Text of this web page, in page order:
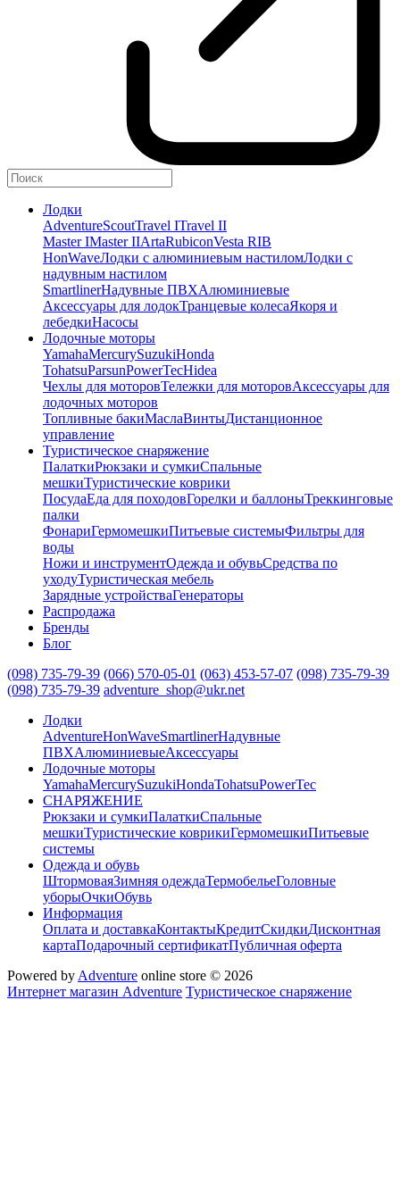
Лодки
AdventureScoutTravel ITravel II
Master IMaster IIArtaRubiconVesta RIB
HonWaveЛодки с алюминиевым настиломЛодки с
надувным настилом
SmartlinerНадувные ПВХАлюминиевые
Аксессуары для лодокТранцевые колесаЯкоря и
лебедкиНасосы
Лодочные моторы
YamahaMercurySuzukiHonda
TohatsuParsunPowerTecHidea
Чехлы для моторовТележки для моторовАксессуары для
лодочных моторов
Топливные бакиМаслаВинтыДистанционное
управление
Туристическое снаряжение
ПалаткиРюкзаки и сумкиСпальные
мешкиТуристические коврики
ПосудаЕда для походовГорелки и баллоныТреккинговые
палки
ФонариГермомешкиПитьевые системыФильтры для
воды
Ножи и инструментОдежда и обувьСредства по
уходуТуристическая мебель
Зарядные устройстваГенераторы
Распродажа
Бренды
Блог
(098) 735-79-39 (066) 570-05-01 (063) 453-57-07 (098) 735-79-39
(098) 735-79-39 adventure_shop@ukr.net
Лодки
AdventureHonWaveSmartlinerНадувные
ПВХАлюминиевыеАксессуары
Лодочные моторы
YamahaMercurySuzukiHondaTohatsuPowerTec
СНАРЯЖЕНИЕ
Рюкзаки и сумкиПалаткиСпальные
мешкиТуристические коврикиГермомешкиПитьевые
системы
Одежда и обувь
ШтормоваяЗимняя одеждаТермобельеГоловные
уборыОчкиОбувь
Информация
Оплата и доставкаКонтактыКредитСкидкиДисконтная
картаПодарочный сертификатПубличная оферта
Powered by Adventure online store © 2026
Интернет магазин Adventure Туристическое снаряжение